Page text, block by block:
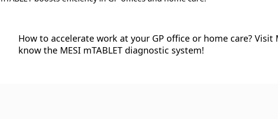
How to accelerate work at your GP office or home care? Visit
know the MESI mTABLET diagnostic system!